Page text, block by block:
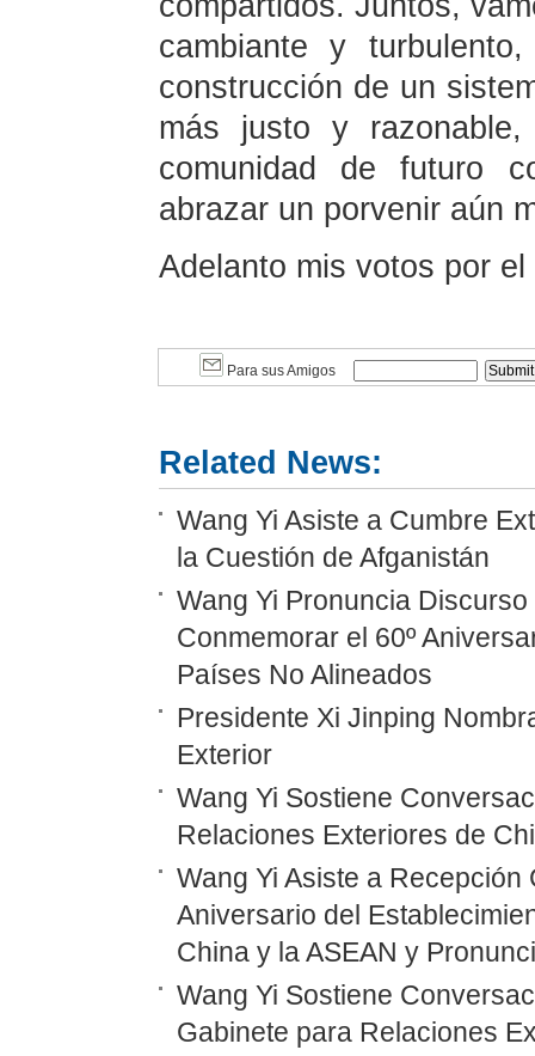
cambiante y
construcción de un
más justo y
comunidad de futuro
abrazar un porvenir aún
Adelanto mis votos por
Para sus Amigos
Related News:
Wang Yi Asiste a Cumbre
la Cuestión de Afganistán
Wang Yi Pronuncia
Conmemorar el 60º
Países No Alineados
Presidente Xi Jinping
Exterior
Wang Yi Sostiene
Relaciones Exteriores de
Wang Yi Asiste a Recepción
Aniversario del
China y la ASEAN y
Wang Yi Sostiene
Gabinete para Relaciones